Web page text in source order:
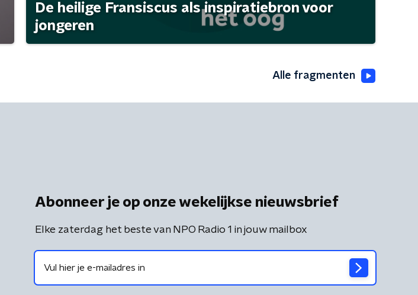
De heilige Fransiscus als inspiratiebron voor
jongeren
Alle fragmenten
Abonneer je op onze wekelijkse nieuwsbrief
Elke zaterdag het beste van NPO Radio 1 in jouw mailbox